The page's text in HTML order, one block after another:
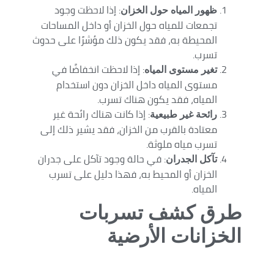
ظهور المياه حول الخزان: إذا لاحظت وجود
تجمعات للمياه حول الخزان أو داخل المساحات
المحيطة به، فقد يكون ذلك مؤشرًا على حدوث
تسرب.
تغير مستوى المياه: إذا لاحظت انخفاضًا في
مستوى المياه داخل الخزان دون استخدام
المياه، فقد يكون هناك تسرب.
رائحة غير طبيعية: إذا كانت هناك رائحة غير
معتادة بالقرب من الخزان، فقد يشير ذلك إلى
تسرب مياه ملوثة.
تآكل الجدران: في حالة وجود تآكل على جدران
الخزان أو المحيط به، فهذا دليل على تسرب
المياه.
طرق كشف تسربات
الخزانات الأرضية